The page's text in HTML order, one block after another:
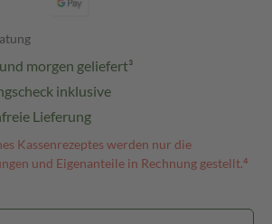
morgen geliefert³
inklusive
Lieferung
Kassenrezeptes werden nur die
und Eigenanteile in Rechnung gestellt.⁴